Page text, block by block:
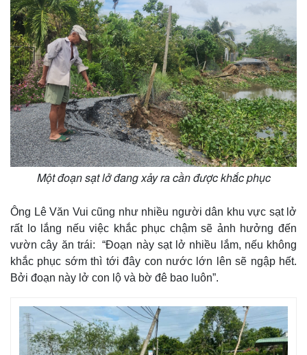
Một đoạn sạt lở đang xảy ra cần được khắc phục
Ông Lê Văn Vui cũng như nhiều người dân khu vực sạt lở
rất lo lắng nếu việc khắc phục chậm sẽ ảnh hưởng đến
vườn cây ăn trái: “Đoạn này sạt lở nhiều lắm, nếu không
khắc phục sớm thì tới đây con nước lớn lên sẽ ngập hết.
Bởi đoạn này lở con lộ và bờ đê bao luôn”.